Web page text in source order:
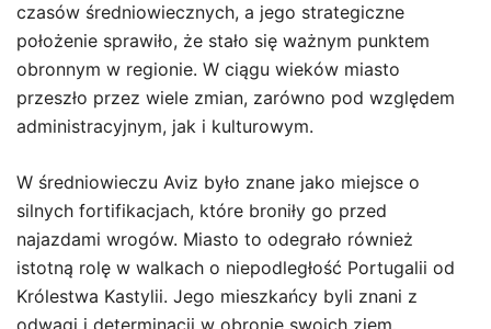
czasów średniowiecznych, a jego strategiczne
położenie sprawiło, że stało się ważnym punktem
obronnym w regionie. W ciągu wieków miasto
przeszło przez wiele zmian, zarówno pod względem
administracyjnym, jak i kulturowym.
W średniowieczu Aviz było znane jako miejsce o
silnych fortifikacjach, które broniły go przed
najazdami wrogów. Miasto to odegrało również
istotną rolę w walkach o niepodległość Portugalii od
Królestwa Kastylii. Jego mieszkańcy byli znani z
odwagi i determinacji w obronie swoich ziem.